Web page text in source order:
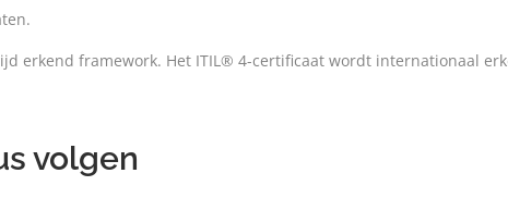
erkend framework. Het ITIL® 4-certificaat wordt internationaal
volgen